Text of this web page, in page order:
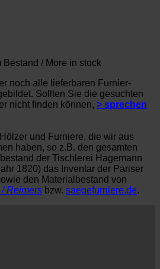
/ More in stock
noch alle lieferbaren Furnier-
Sollten Sie die gesuchten
nicht finden können, > sprechen
und Furniere, die wir aus
haben, so z.B. den gesamten
der Tischlerei Hagemann
1820) das Inventar der Pariser
den Materialbestand von
Reimers bzw. saegefurniere.de.